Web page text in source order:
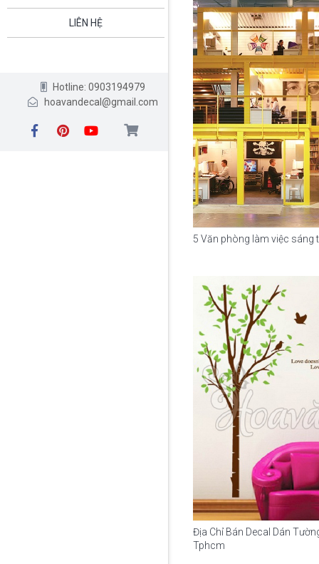
LIÊN HỆ
Hotline: 0903194979
hoavandecal@gmail.com
5 Văn phòng làm việc sáng
Địa Chỉ Bán Decal Dán
Tphcm